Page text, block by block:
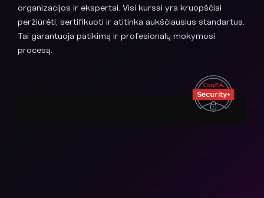
organizacijos ir ekspertai. Visi kursai yra kruopščiai
peržiūrėti, sertifikuoti ir atitinka aukščiausius standartus.
Tai garantuoja patikimą ir profesionalų mokymosi
procesą.